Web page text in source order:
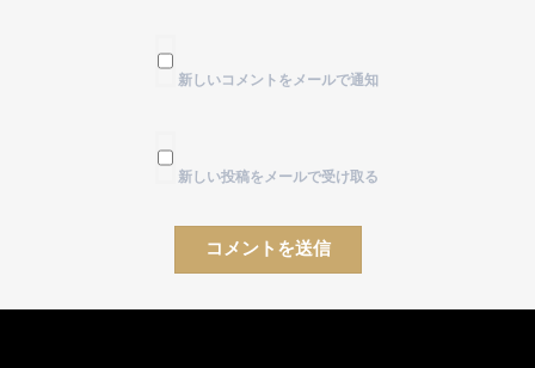
新しいコメントをメールで通知
新しい投稿をメールで受け取る